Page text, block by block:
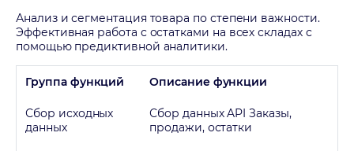
Анализ и сегментация товара по степени важности.
Эффективная работа с остатками на всех складах с
помощью предиктивной аналитики.
Группа функций Описание функции
Сбор исходных
данных
Сбор данных API Заказы,
продажи, остатки